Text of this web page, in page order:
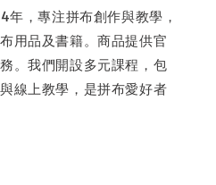
，專注拼布創作與教學，
用品及書籍。商品提供官
。我們開設多元課程，包
線上教學，是拼布愛好者